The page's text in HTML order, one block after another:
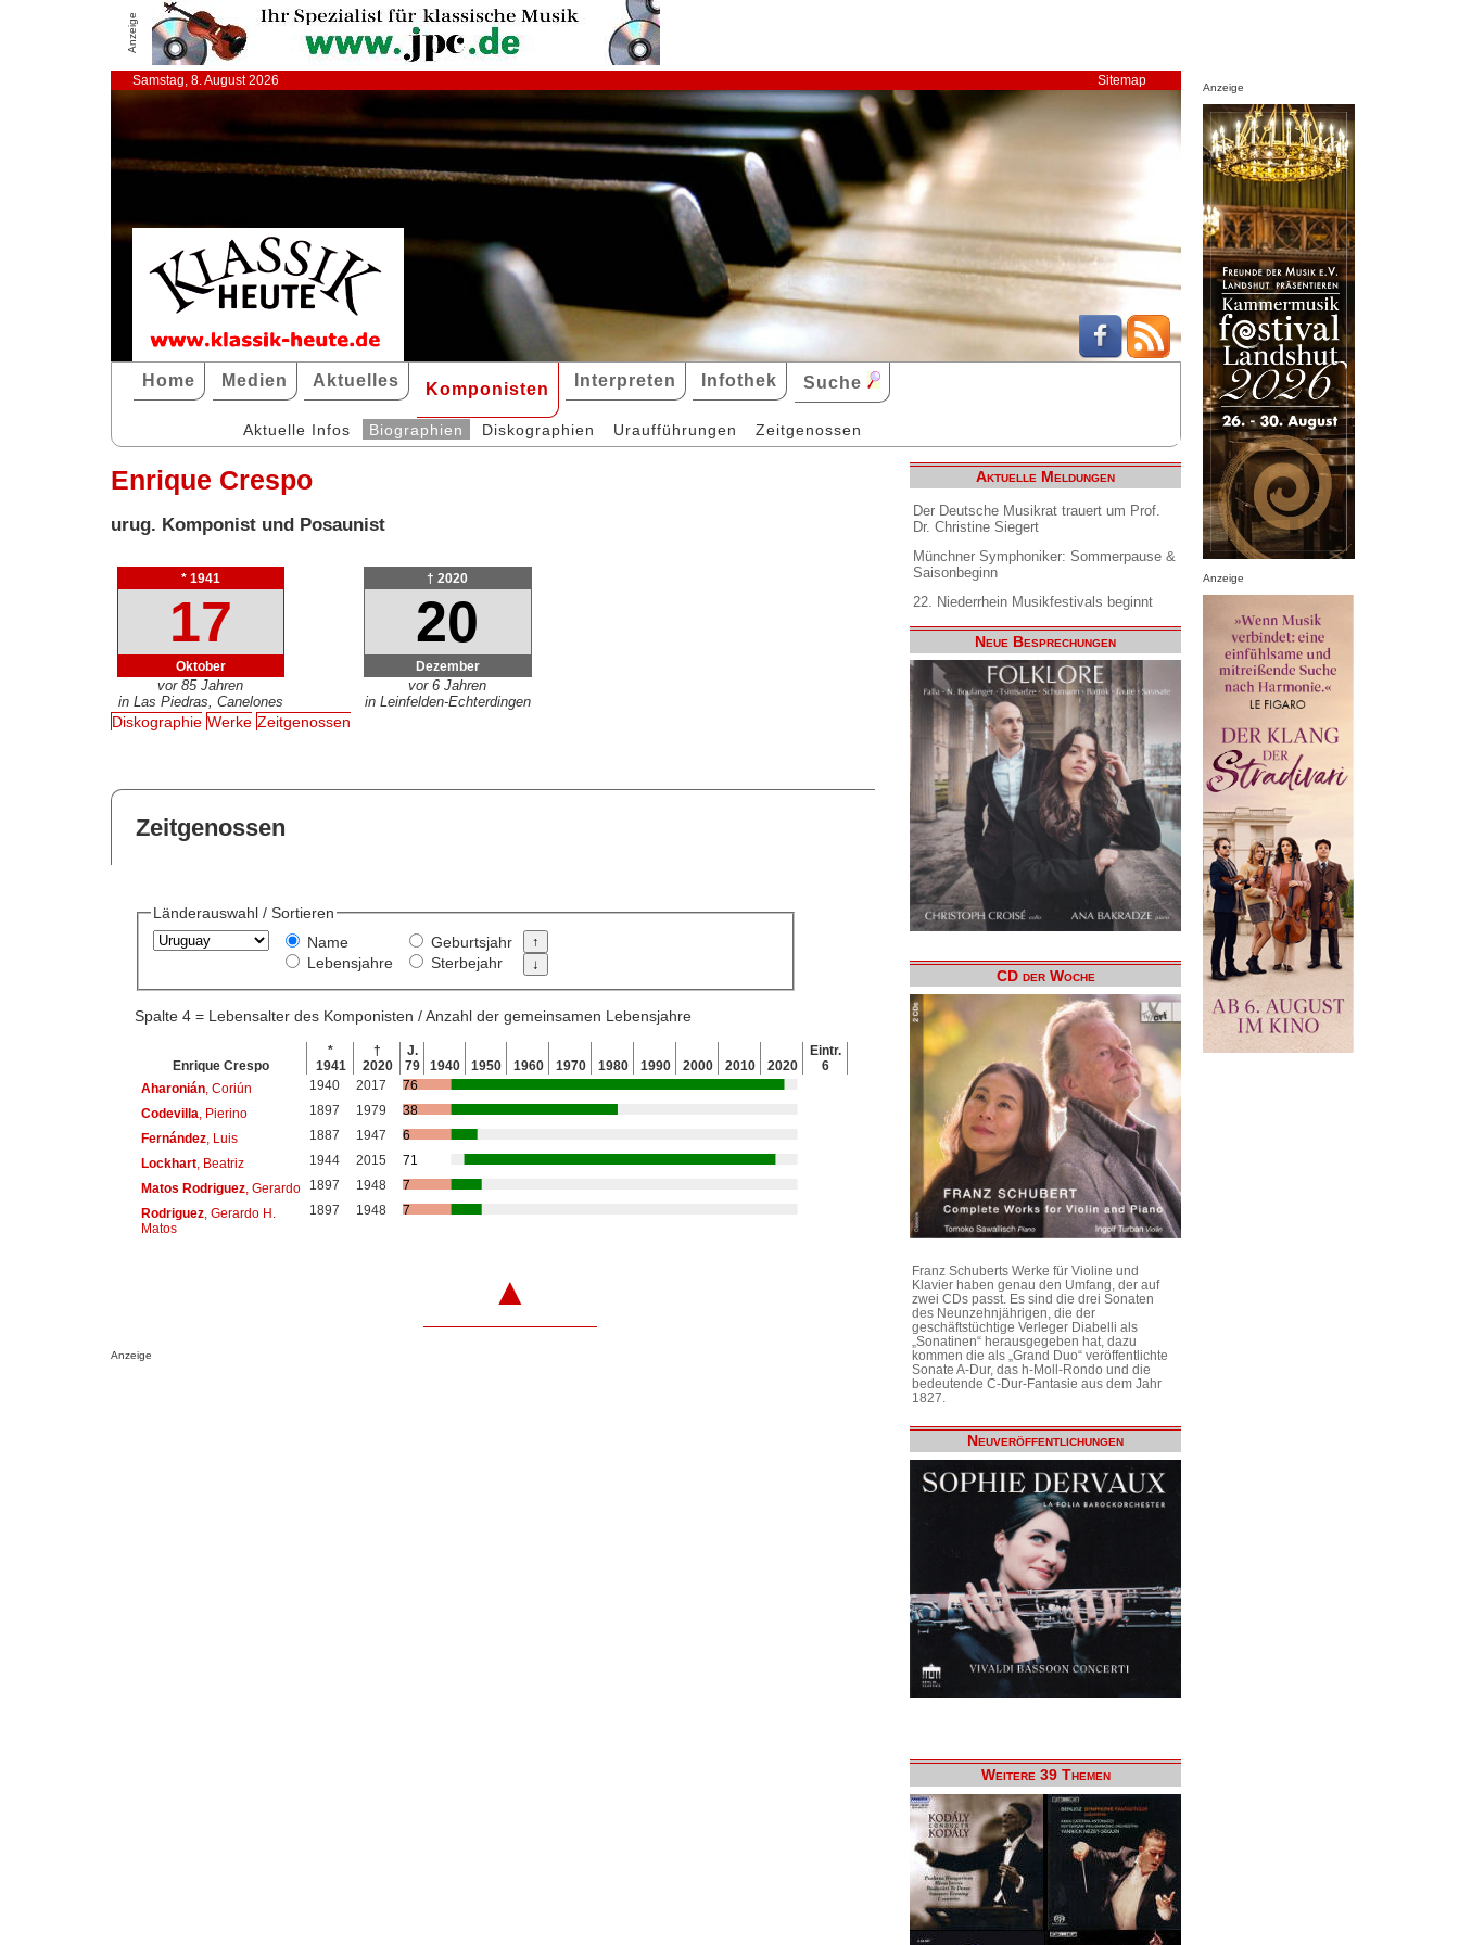
Anzeige
Samstag, 8. August 2026 Sitemap
Home Medien Aktuelles Komponisten Interpreten Infothek Suche
Aktuelle Infos Biographien Diskographien Uraufführungen Zeitgenossen
Enrique Crespo
urug. Komponist und Posaunist
* 1941
17
Oktober
vor 85 Jahren
in Las Piedras, Canelones
† 2020
20
Dezember
vor 6 Jahren
in Leinfelden-Echterdingen
Diskographie Werke Zeitgenossen
Zeitgenossen
Länderauswahl / Sortieren
Name
Lebensjahre
Geburtsjahr
Sterbejahr
Spalte 4 = Lebensalter des Komponisten / Anzahl der gemeinsamen Lebensjahre
Enrique Crespo
*
1941
†
2020
J.
79
1940 1950 1960 1970 1980 1990 2000 2010 2020
Eintr.
6
Aharonián, Coriún 1940 2017
76
Codevilla , Pierino 1897 1979
38
Fernández, Luis 1887 1947
6
Lockhart, Beatriz 1944 2015
71
Matos Rodriguez, Gerardo 1897 1948
7
Rodriguez, Gerardo H.
Matos
1897 1948 7
▲
Anzeige
Aktuelle Meldungen
Der Deutsche Musikrat trauert um Prof.
Dr. Christine Siegert
Münchner Symphoniker: Sommerpause &
Saisonbeginn
22. Niederrhein Musikfestivals beginnt
Neue Besprechungen
CD der Woche
Franz Schuberts Werke für Violine und
Klavier haben genau den Umfang, der auf
zwei CDs passt. Es sind die drei Sonaten
des Neunzehnjährigen, die der
geschäftstüchtige Verleger Diabelli als
„Sonatinen“ herausgegeben hat, dazu
kommen die als „Grand Duo“ veröffentlichte
Sonate A-Dur, das h-Moll-Rondo und die
bedeutende C-Dur-Fantasie aus dem Jahr
1827.
Neuveröffentlichungen
Weitere 39 Themen
Anzeige
Anzeige